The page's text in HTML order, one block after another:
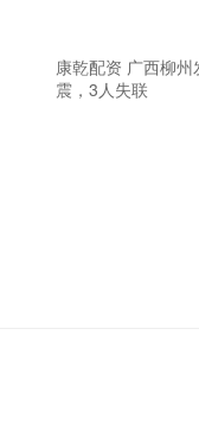
康乾配资 广西柳
震，3人失联